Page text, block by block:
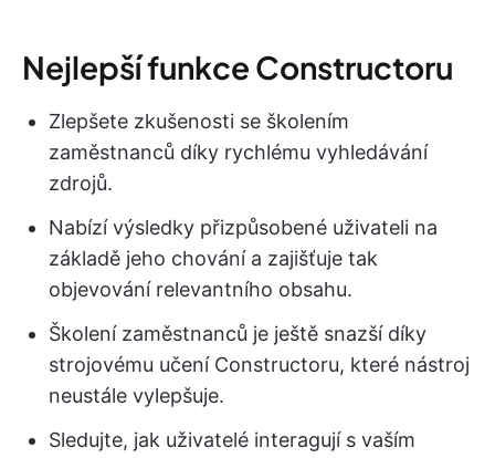
Nejlepší funkce Constructoru
Zlepšete zkušenosti se školením
zaměstnanců díky rychlému vyhledávání
zdrojů.
Nabízí výsledky přizpůsobené uživateli na
základě jeho chování a zajišťuje tak
objevování relevantního obsahu.
Školení zaměstnanců je ještě snazší díky
strojovému učení Constructoru, které nástroj
neustále vylepšuje.
Sledujte, jak uživatelé interagují s vaším